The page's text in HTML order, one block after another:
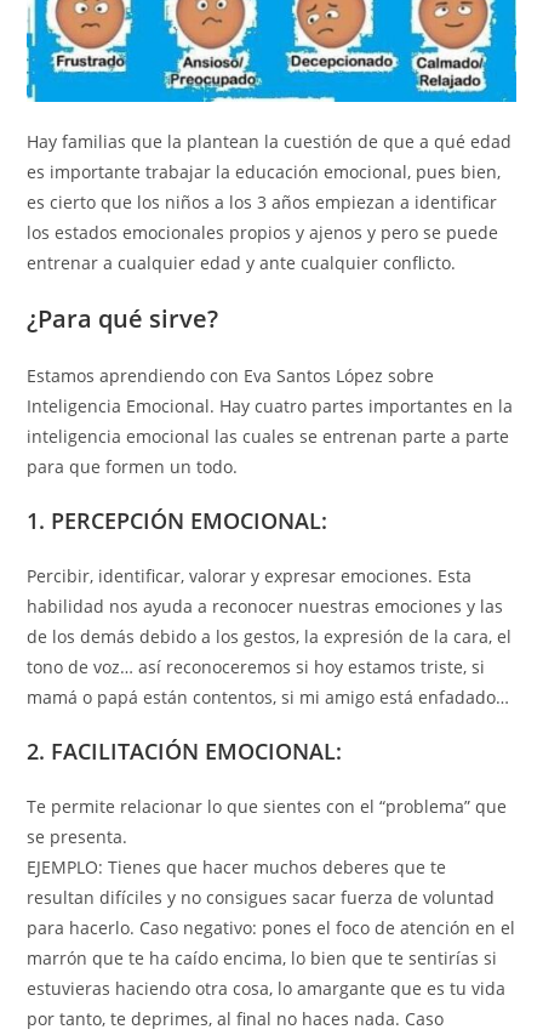
Hay familias que la plantean la cuestión de que a qué edad
es importante trabajar la educación emocional, pues bien,
es cierto que los niños a los 3 años empiezan a identificar
los estados emocionales propios y ajenos y pero se puede
entrenar a cualquier edad y ante cualquier conflicto.
¿Para qué sirve?
Estamos aprendiendo con Eva Santos López sobre
Inteligencia Emocional. Hay cuatro partes importantes en la
inteligencia emocional las cuales se entrenan parte a parte
para que formen un todo.
1. PERCEPCIÓN EMOCIONAL:
Percibir, identificar, valorar y expresar emociones. Esta
habilidad nos ayuda a reconocer nuestras emociones y las
de los demás debido a los gestos, la expresión de la cara, el
tono de voz… así reconoceremos si hoy estamos triste, si
mamá o papá están contentos, si mi amigo está enfadado…
2. FACILITACIÓN EMOCIONAL:
Te permite relacionar lo que sientes con el “problema” que
se presenta.
EJEMPLO: Tienes que hacer muchos deberes que te
resultan difíciles y no consigues sacar fuerza de voluntad
para hacerlo. Caso negativo: pones el foco de atención en el
marrón que te ha caído encima, lo bien que te sentirías si
estuvieras haciendo otra cosa, lo amargante que es tu vida
por tanto, te deprimes, al final no haces nada. Caso